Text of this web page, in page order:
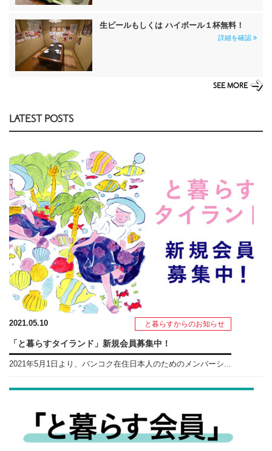
生ビールもしくは ハイボール１杯無料！
詳細を確認
SEE MORE
LATEST POSTS
2021.05.10 と暮らすからのお知らせ
「と暮らすタイランド」新規会員募集中！
2021年5月1日より、バンコク在住日本人のためのメンバーシ...